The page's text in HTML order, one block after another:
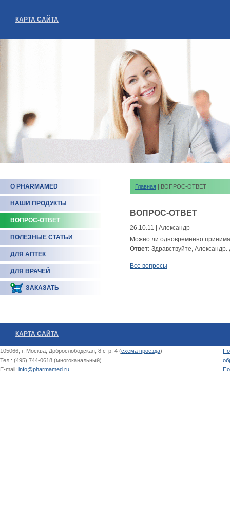
КАРТА САЙТА
О PHARMAMED
НАШИ ПРОДУКТЫ
ВОПРОС-ОТВЕТ
ПОЛЕЗНЫЕ СТАТЬИ
ДЛЯ АПТЕК
ДЛЯ ВРАЧЕЙ
ЗАКАЗАТЬ
Главная | ВОПРОС-ОТВЕТ
ВОПРОС-ОТВЕТ
26.10.11 | Александр
Можно ли одновременно
Ответ: Здравствуйте,
Все вопросы
КАРТА САЙТА
105066, г. Москва, Доброслободская, 8 стр. 4 (схема проезда)
Тел.: (495) 744-0618 (многоканальный)
E-mail: info@pharmamed.ru